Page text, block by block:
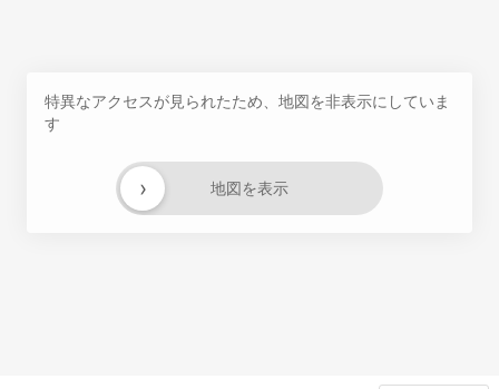
特異なアクセスが見られたため、地図を非表示にしていま
す
地図を表示
›